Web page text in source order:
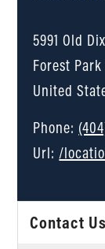
5991 Old
Forest
United
Phone:
Url:/
Contact Us